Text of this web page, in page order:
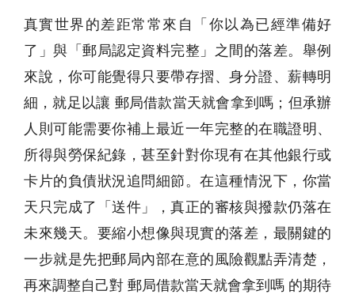
真實世界的差距常常來自「你以為已經準備好
了」與「郵局認定資料完整」之間的落差。舉例
來說，你可能覺得只要帶存摺、身分證、薪轉明
細，就足以讓 郵局借款當天就會拿到嗎；但承辦
人則可能需要你補上最近一年完整的在職證明、
所得與勞保紀錄，甚至針對你現有在其他銀行或
卡片的負債狀況追問細節。在這種情況下，你當
天只完成了「送件」，真正的審核與撥款仍落在
未來幾天。要縮小想像與現實的落差，最關鍵的
一步就是先把郵局內部在意的風險觀點弄清楚，
再來調整自己對 郵局借款當天就會拿到嗎 的期待